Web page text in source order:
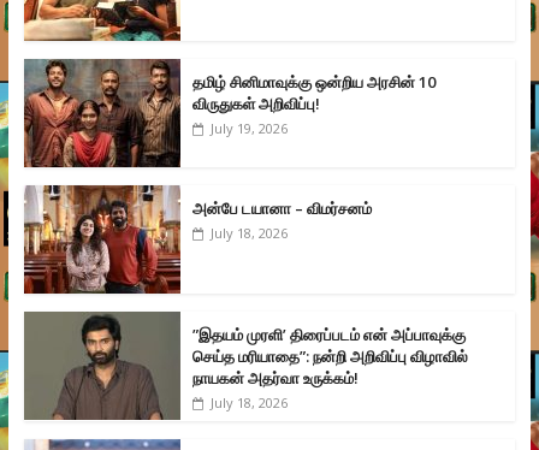
தமிழ் சினிமாவுக்கு ஒன்றிய அரசின் 10
விருதுகள் அறிவிப்பு!
July 19, 2026
அன்பே டயானா – விமர்சனம்
July 18, 2026
”இதயம் முரளி’ திரைப்படம் என் அப்பாவுக்கு
செய்த மரியாதை”: நன்றி அறிவிப்பு விழாவில்
நாயகன் அதர்வா உருக்கம்!
July 18, 2026